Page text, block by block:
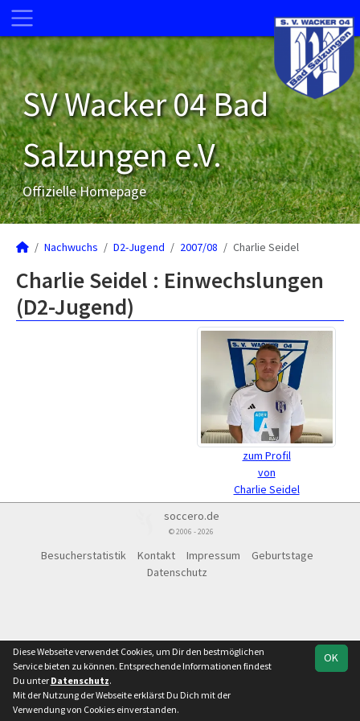
SV Wacker 04 Bad
Salzungen e.V.
Offizielle Homepage
Nachwuchs D2-Jugend 2007/08 Charlie Seidel
Charlie Seidel : Einwechslungen
(D2-Jugend)
zum Profil
von
Charlie Seidel
soccero.de
© 2006 - 2026
Besucherstatistik Kontakt Impressum
Geburtstage
Datenschutz
OK
Diese Webseite verwendet Cookies, um Dir den bestmöglichen
Service bieten zu können. Entsprechende Informationen findest
Du unter Datenschutz.
Mit der Nutzung der Webseite erklärst Du Dich mit der
Verwendung von Cookies einverstanden.